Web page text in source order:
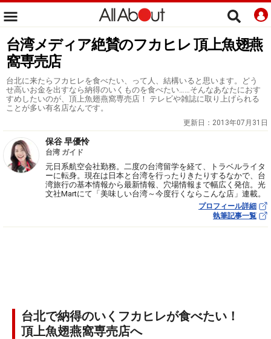
台湾メディア絶賛のフカヒレ 頂上魚翅燕
窩専売店
台北に来たらフカヒレを食べたい、って人、結構いると思います。どう
せ高いお金を出すなら納得のいくものを食べたい……そんなあなたにおす
すめしたいのが、頂上魚翅燕窩専売店！ テレビや雑誌に取り上げられる
ことが多い有名店なんです。
更新日： 2013年07月31日
保谷 早優怜
台湾 ガイド
元日系航空会社勤務。二度の台湾留学を経て、トラベルライタ
ーに転身。現在は日本と台湾を行ったりきたりするなかで、台
湾旅行の基本情報から最新情報、穴場情報まで幅広く発信。光
文社Martにて「美味しい台湾～今度行くならこんな店」連載。
プロフィール詳細
執筆記事一覧
台北で納得のいくフカヒレが食べたい！
頂上魚翅燕窩専売店へ